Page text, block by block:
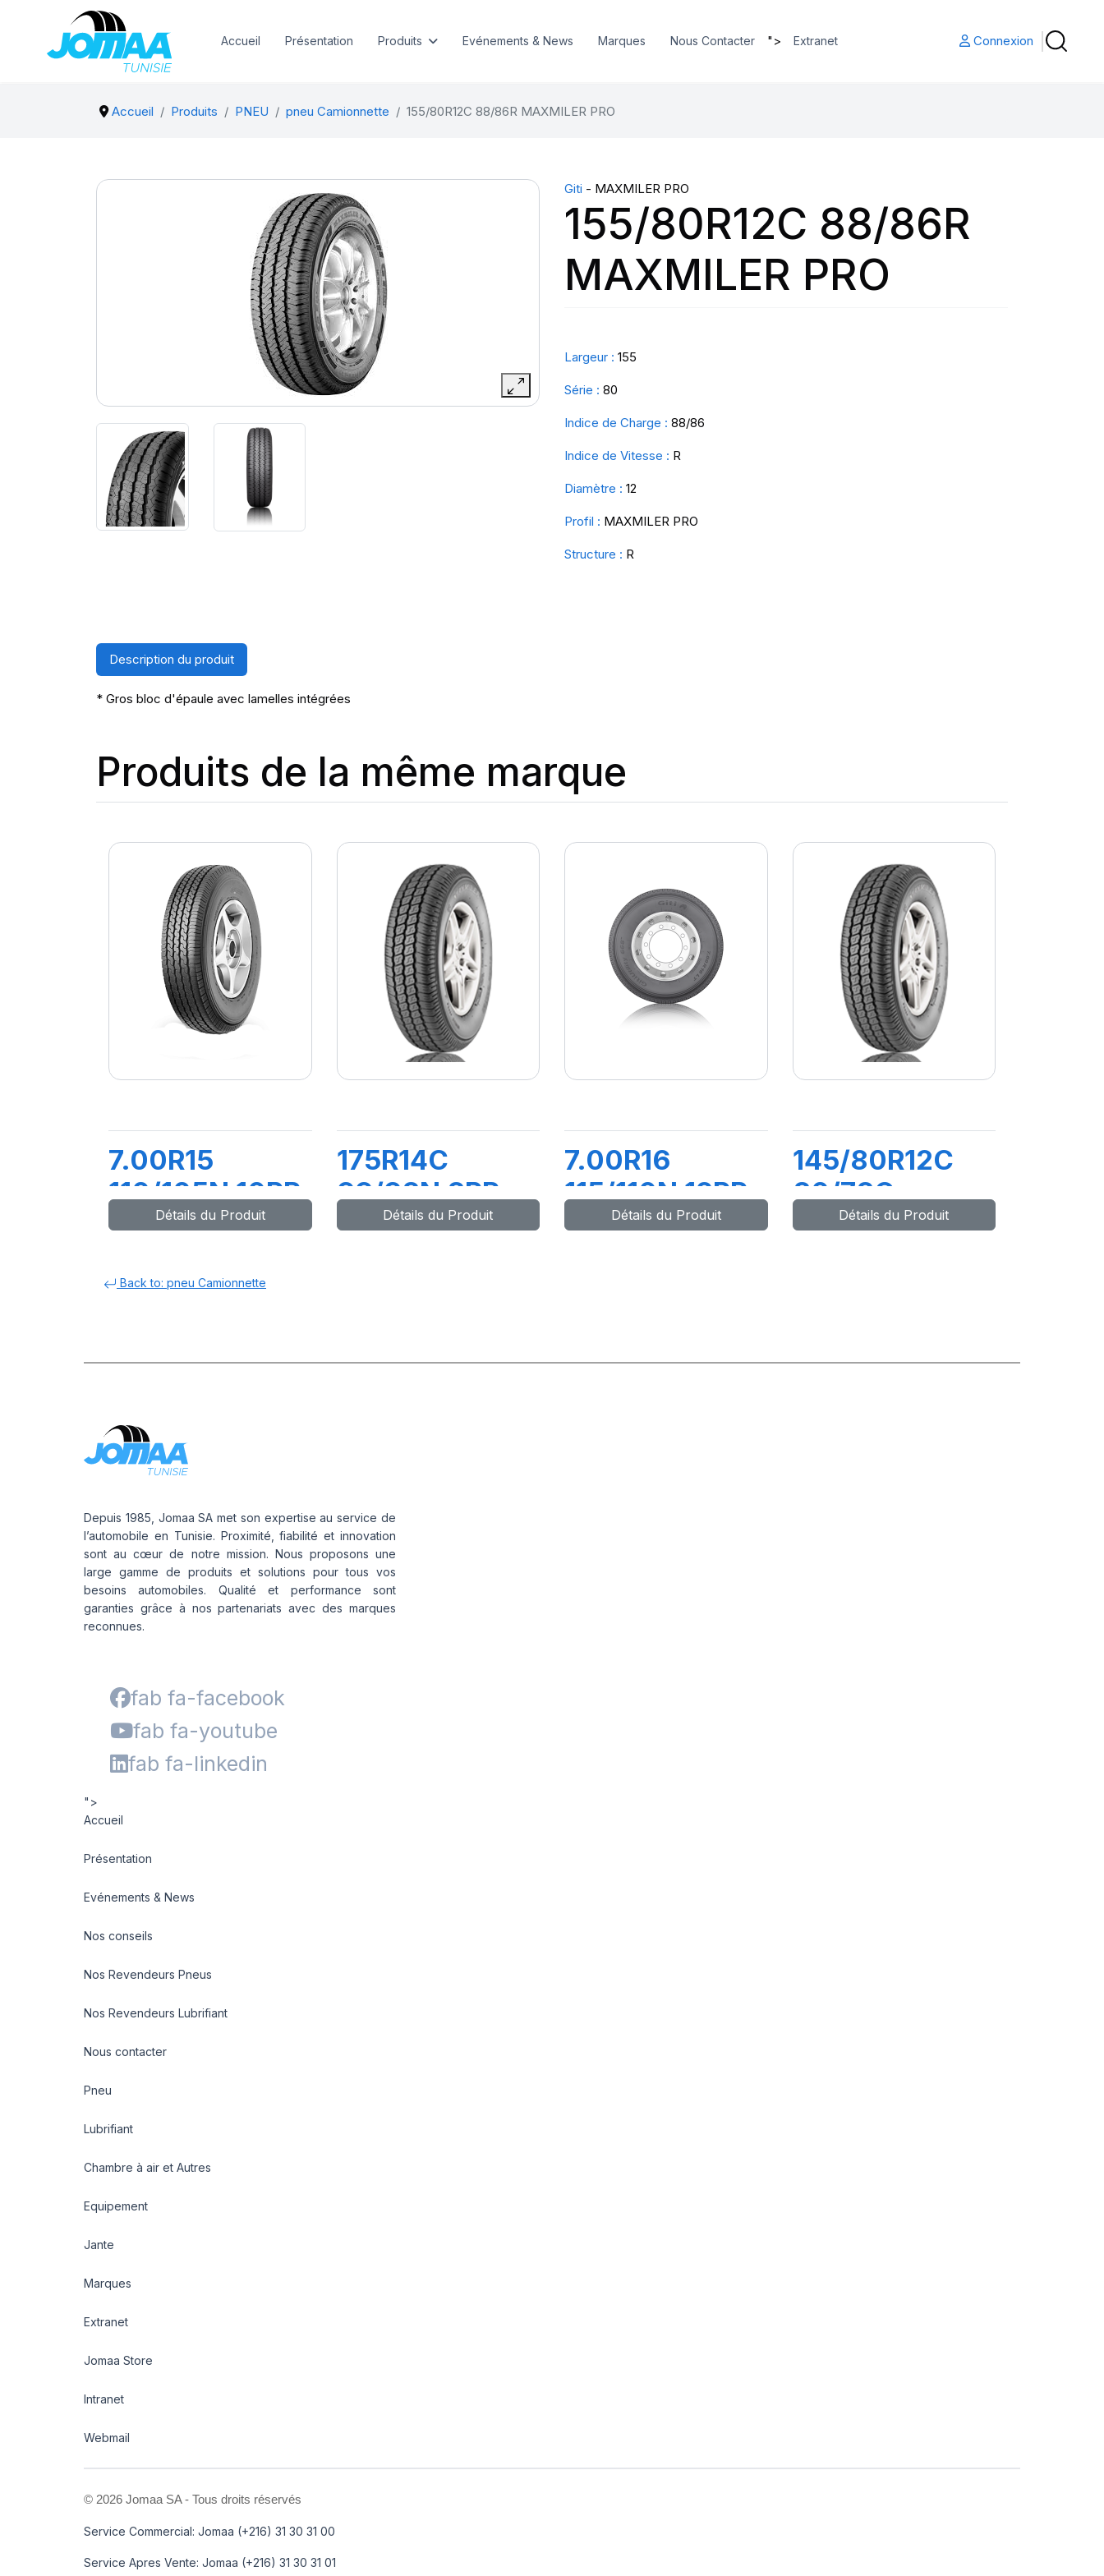
Accueil Présentation Produits Evénements & News Marques Nous Contacter "> Extranet Connexion
Accueil Produits PNEU pneu Camionnette 155/80R12C 88/86R MAXMILER PRO
Giti - MAXMILER PRO
155/80R12C 88/86R
MAXMILER PRO
Largeur : 155
Série : 80
Indice de Charge : 88/86
Indice de Vitesse : R
Diamètre : 12
Profil : MAXMILER PRO
Structure : R
Description du produit
* Gros bloc d'épaule avec lamelles intégrées
Produits de la même marque
7.00R15
110/105N 10PR
SUPER
668
Détails du Produit
175R14C
99/98N 8PR
MAXMILLER-X
Détails du Produit
7.00R16
115/110N 12PR
TL GITIDétails du Produit
145/80R12C
80/78Q
MAXMILER-X
Détails du Produit
Back to: pneu Camionnette
Depuis 1985, Jomaa SA met son expertise au service de
l’automobile en Tunisie. Proximité, fiabilité et innovation
sont au cœur de notre mission. Nous proposons une
large gamme de produits et solutions pour tous vos
besoins automobiles. Qualité et performance sont
garanties grâce à nos partenariats avec des marques
reconnues.
fab fa-facebook
fab fa-youtube
fab fa-linkedin
">
Accueil
Présentation
Evénements & News
Nos conseils
Nos Revendeurs Pneus
Nos Revendeurs Lubrifiant
Nous contacter
Pneu
Lubrifiant
Chambre à air et Autres
Equipement
Jante
Marques
Extranet
Jomaa Store
Intranet
Webmail
© 2026 Jomaa SA - Tous droits réservés
Service Commercial: Jomaa (+216) 31 30 31 00
Service Apres Vente: Jomaa (+216) 31 30 31 01